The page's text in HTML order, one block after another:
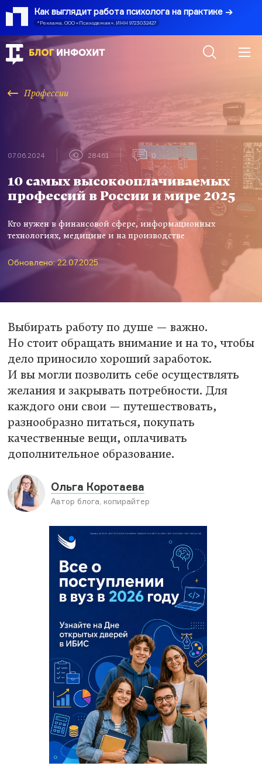
Как выглядит работа психолога на практике
*Реклама. ООО «Психодемия». ИНН 9723032427
Профессии
07.06.2024 28461 0
10 самых высокооплачиваемых
профессий в России и мире 2025
Кто нужен в финансовой сфере, информационных
технологиях, медицине и на производстве
Обновлено: 22.07.2025
Выбирать работу по душе — важно.
Но стоит обращать внимание и на то, чтобы
дело приносило хороший заработок.
И вы могли позволить себе осуществлять
желания и закрывать потребности. Для
каждого они свои — путешествовать,
разнообразно питаться, покупать
качественные вещи, оплачивать
дополнительное образование.
Ольга Коротаева
Автор блога, копирайтер